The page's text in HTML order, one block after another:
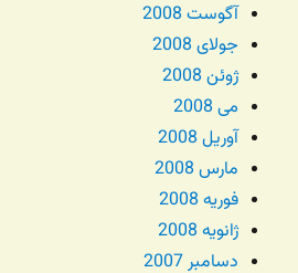
آگوست 2008
جولای 2008
ژوئن 2008
می 2008
آوریل 2008
مارس 2008
فوریه 2008
ژانویه 2008
دسامبر 2007